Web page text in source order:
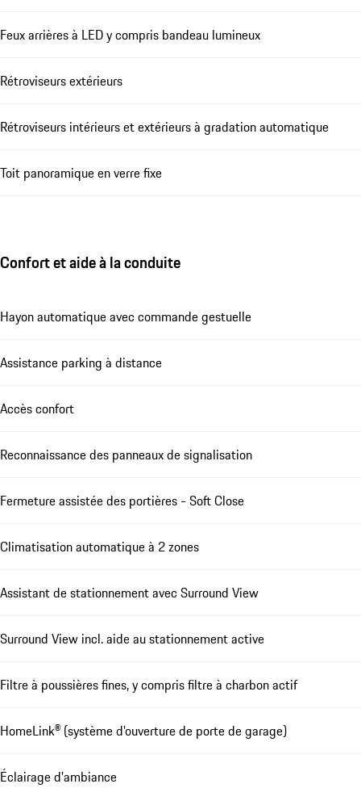
Feux arrières à LED y compris bandeau lumineux
Rétroviseurs extérieurs
Rétroviseurs intérieurs et extérieurs à gradation automatique
Toit panoramique en verre fixe
Confort et aide à la conduite
Hayon automatique avec commande gestuelle
Assistance parking à distance
Accès confort
Reconnaissance des panneaux de signalisation
Fermeture assistée des portières - Soft Close
Climatisation automatique à 2 zones
Assistant de stationnement avec Surround View
Surround View incl. aide au stationnement active
Filtre à poussières fines, y compris filtre à charbon actif
HomeLink® (système d'ouverture de porte de garage)
Éclairage d'ambiance